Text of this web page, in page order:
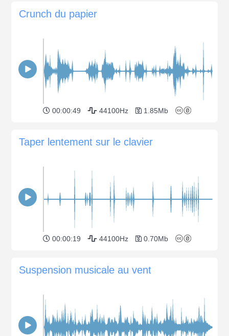
Crunch du papier
00:00:49 44100Hz 1.85Mb
Taper lentement sur le clavier
00:00:19 44100Hz 0.70Mb
Suspension musicale au vent